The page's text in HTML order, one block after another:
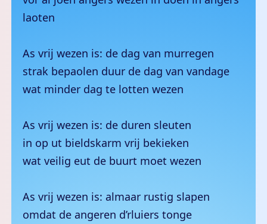
laoten
As vrij wezen is: de dag van murregen
strak bepaolen duur de dag van vandage
wat minder dag te lotten wezen
As vrij wezen is: de duren sleuten
in op ut bieldskarm vrij bekieken
wat veilig eut de buurt moet wezen
As vrij wezen is: almaar rustig slapen
omdat de angeren d’rluiers tonge